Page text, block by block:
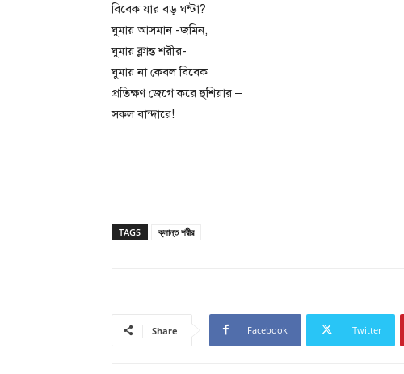
বিবেক যার বড় ঘন্টা?
ঘুমায় আসমান -জমিন,
ঘুমায় ক্লান্ত শরীর-
ঘুমায় না কেবল বিবেক
প্রতিক্ষণ জেগে করে হুশিয়ার –
সকল বান্দারে!
TAGS ক্লান্ত শরীর
Share Facebook Twitter